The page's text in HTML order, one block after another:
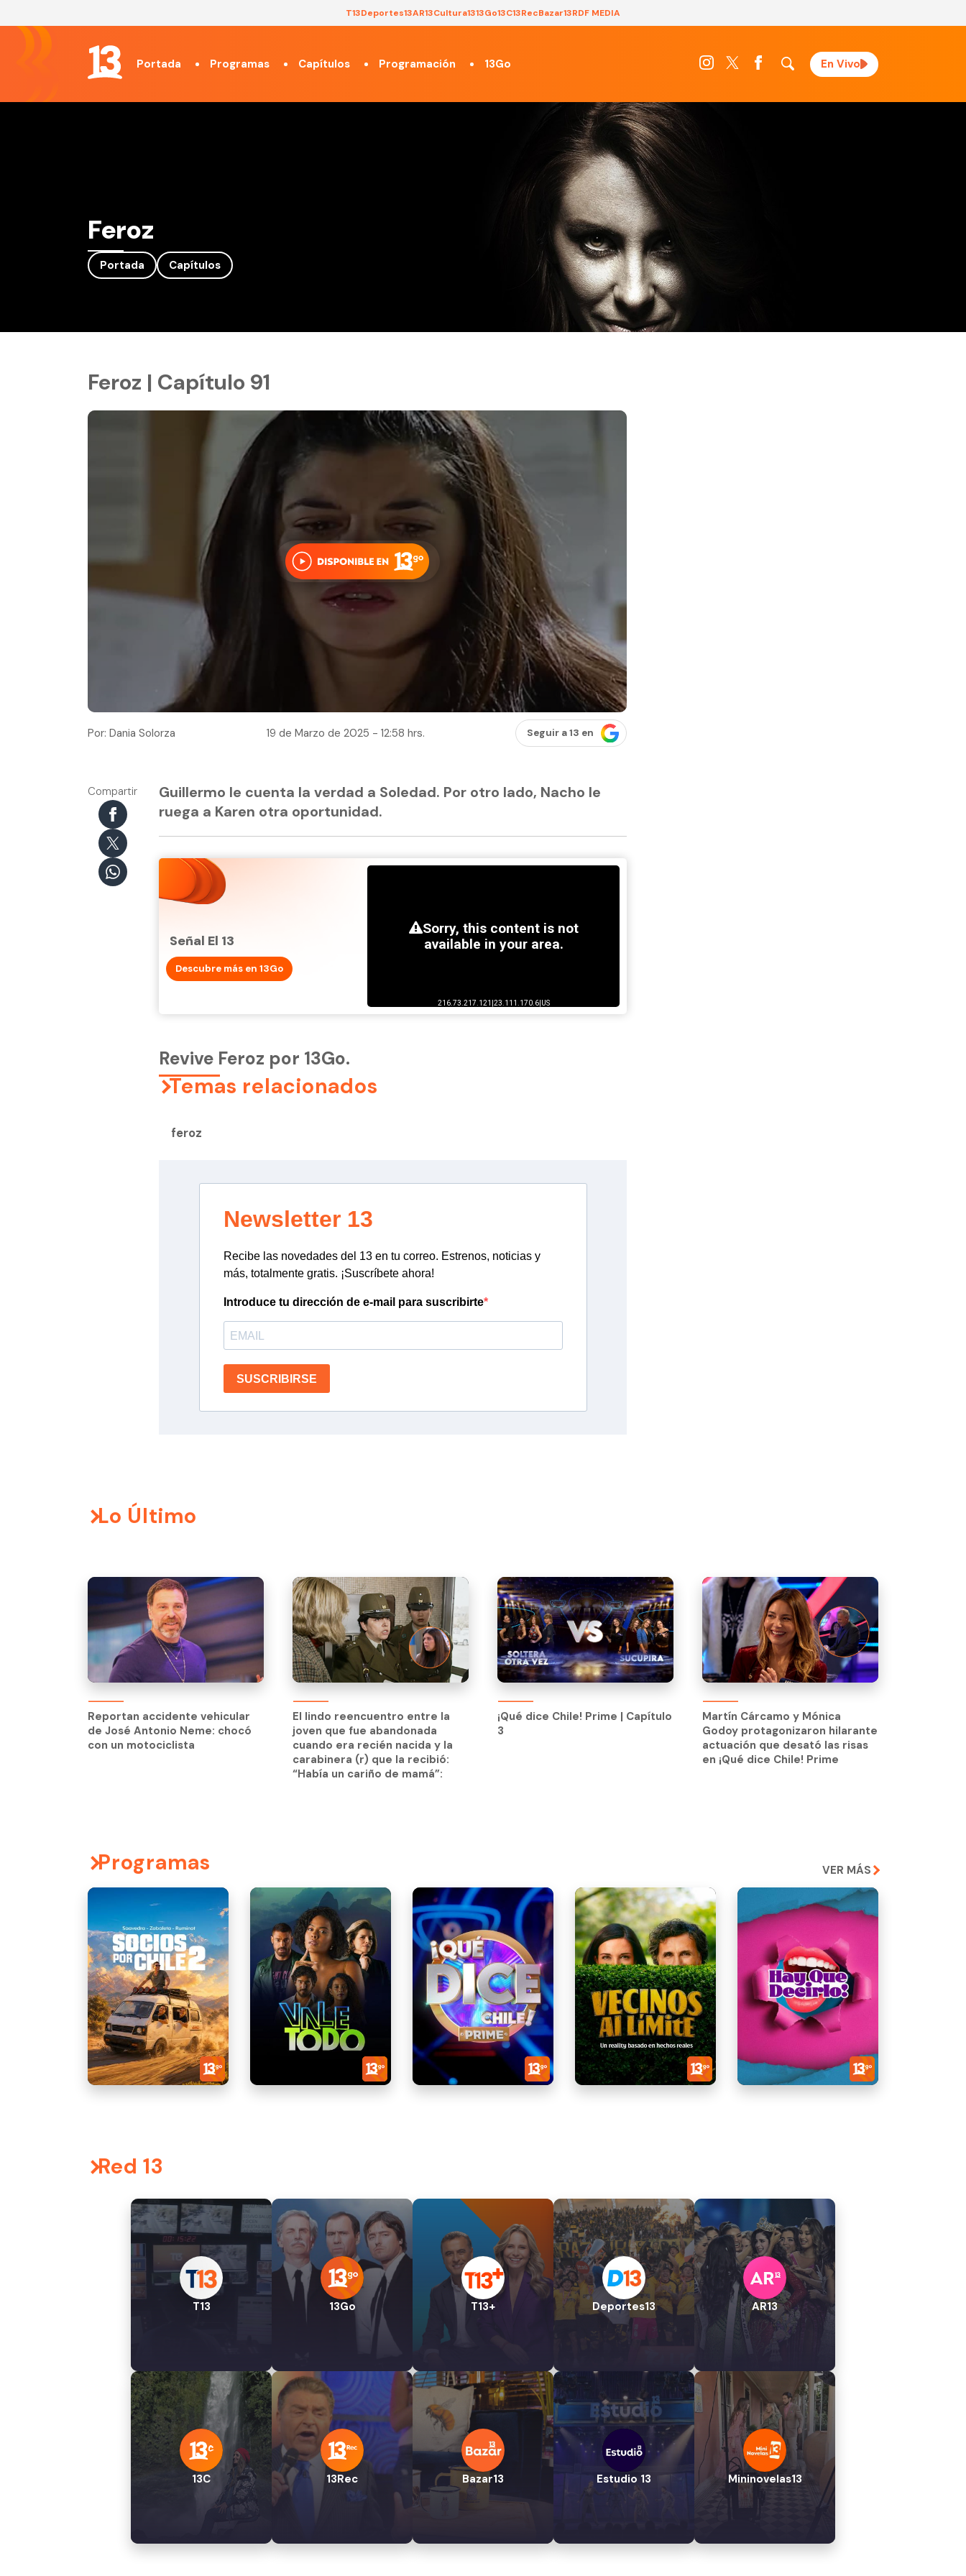
T13Deportes13AR13Cultura1313Go13C13RecBazar13RDF MEDIA
Portada Programas Capítulos Programación 13Go En Vivo
Feroz
Portada Capítulos
Feroz | Capítulo 91
Por: Dania Solorza 19 de Marzo de 2025 - 12:58 hrs. Seguir a 13 en
Compartir
Guillermo le cuenta la verdad a Soledad. Por otro lado, Nacho le
ruega a Karen otra oportunidad.
Señal El 13
Descubre más en 13Go
Revive Feroz por 13Go.
Temas relacionados
feroz
Newsletter 13
Recibe las novedades del 13 en tu correo. Estrenos, noticias y
más, totalmente gratis. ¡Suscríbete ahora!
Introduce tu dirección de e-mail para suscribirte
SUSCRIBIRSE
Lo Último
Reportan accidente vehicular
de José Antonio Neme: chocó
con un motociclista
El lindo reencuentro entre la
joven que fue abandonada
cuando era recién nacida y la
carabinera (r) que la recibió:
“Había un cariño de mamá”:
El lindo reencuentro entre la
joven que fue abandonada
cuando era recién nacida y la
carabinera (r) que la recibió:
“Había un cariño de mamá”:
¡Qué dice Chile! Prime | Capítulo
3
¡Qué dice Chile! Prime | Capítulo
3
Martín Cárcamo y Mónica
Godoy protagonizaron hilarante
actuación que desató las risas
en ¡Qué dice Chile! Prime
Martín Cárcamo y Mónica
Godoy protagonizaron hilarante
actuación que desató las risas
en ¡Qué dice Chile! Prime
Programas VER MÁS
Red 13
T13 13Go T13+ Deportes13 AR13
13C 13Rec Bazar13 Estudio 13 Mininovelas13